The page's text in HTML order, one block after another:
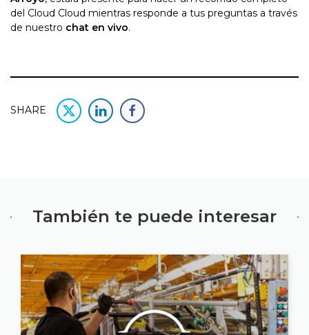
del Cloud Cloud mientras responde a tus preguntas a través
de nuestro chat en vivo.
SHARE
También te puede interesar